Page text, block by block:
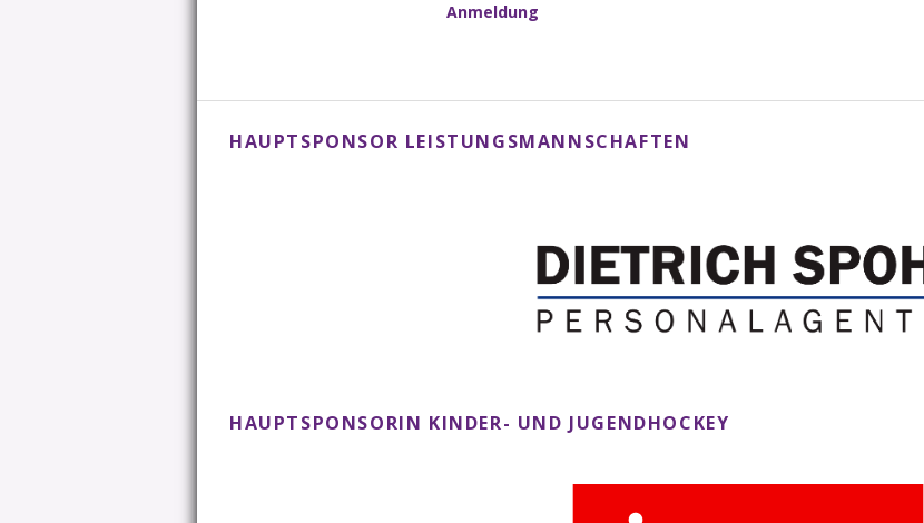
Anmeldung
HAUPTSPONSOR LEISTUNGSMANNSCHAFTEN
HAUPTSPONSORIN KINDER- UND JUGENDHOCKEY